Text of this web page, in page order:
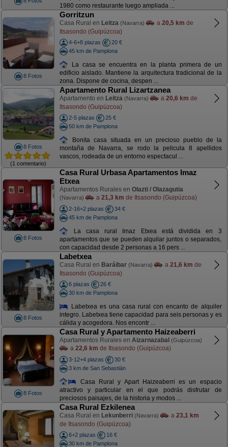
1980 como restaurante luego ampliada ...
8 Fotos
Gorritzun
Casa Rural en Leitza (Navarra) a 20,5 km de
Itsasondo (Guipúzcoa)
4-6+8 plazas
20 €
45 km de Pamplona
La casa se encuentra en la planta primera de un
edificio aislado. Mantiene la arquitectura tradicional de la
zona. Dispone de cocina, despen ...
8 Fotos
(1 comentario)
Apartamento Rural Lizartzanea
Apartamento en Leitza (Navarra) a 20,6 km de
Itsasondo (Guipúzcoa)
2-5 plazas
25 €
50 km de Pamplona
Bonita casa situada en un precioso pueblo de la
montaña de Navarra, se rodo la pelicula 8 apellidos
vascos, rodeada de un entorno espectacul ...
8 Fotos
Casa Rural Urbasa Apartamentos Imaz
Etxea
Apartamentos Rurales en Olazti / Olazagutia
(Navarra) a 21,3 km de Itsasondo (Guipúzcoa)
2-16+2 plazas
34 €
45 km de Pamplona
La casa rural Imaz Etxea está dividida en 3
apartamentos que se pueden alquilar juntos o separados,
con capacidad desde 2 personas a 16 pers ...
8 Fotos
Labetxea
Casa Rural en Baráibar (Navarra) a 21,6 km de
Itsasondo (Guipúzcoa)
6 plazas
26 €
30 km de Pamplona
Labetxea es una casa rural con encanto de alquiler
integro. Labetxea tiene capacidad para seis personas y es
cálida y acogedora. Nos encontr ...
8 Fotos
Casa Rural y Apartamento Haizeaberri
Apartamentos Rurales en Aizarnazabal (Guipúzcoa)
a 22,6 km de Itsasondo (Guipúzcoa)
3-12+4 plazas
30 €
3 km de San Sebastián
Casa Rural y Apart Haizeaberri es un espacio
atractivo y particular en el que podrás disfrutar de
preciosos paisajes, de la historia y modos ...
Casa Rural Ezkilenea
Casa Rural en Lekunberri (Navarra) a 23,1 km
de Itsasondo (Guipúzcoa)
6+2 plazas
16 €
30 km de Pamplona